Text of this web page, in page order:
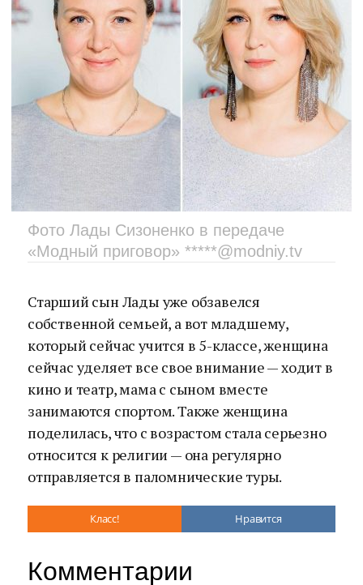
Фото Лады Сизоненко в передаче
«Модный приговор» *****@modniy.tv
Старший сын Лады уже обзавелся
собственной семьей, а вот младшему,
который сейчас учится в 5-классе, женщина
сейчас уделяет все свое внимание — ходит в
кино и театр, мама с сыном вместе
занимаются спортом. Также женщина
поделилась, что с возрастом стала серьезно
относится к религии — она регулярно
отправляется в паломнические туры.
Класс! Нравится
Комментарии